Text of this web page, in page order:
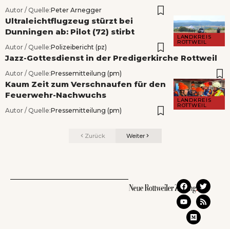
Autor / Quelle:Peter Arnegger
LANDKREIS
ROTTWEIL
Ultraleichtflugzeug stürzt bei
Dunningen ab: Pilot (72) stirbt
Autor / Quelle:Polizeibericht (pz)
Jazz-Gottesdienst in der Predigerkirche Rottweil
Autor / Quelle:Pressemitteilung (pm)
LANDKREIS
ROTTWEIL
Kaum Zeit zum Verschnaufen für den
Feuerwehr-Nachwuchs
Autor / Quelle:Pressemitteilung (pm)
Zurück Weiter